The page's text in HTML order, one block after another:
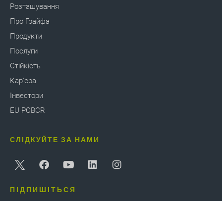
Розташування
Про Грайфа
Продукти
Послуги
Стійкість
Кар'єра
Інвестори
EU PCBCR
СЛІДКУЙТЕ ЗА НАМИ
ПІДПИШІТЬСЯ